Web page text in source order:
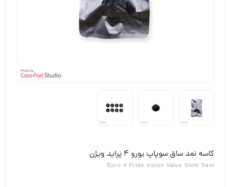
کاسه نمد ساق سوپاپ یورو 4 پراید ویژن
Euro 4 Pride Vision Valve Stem Seal